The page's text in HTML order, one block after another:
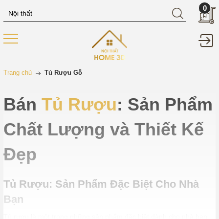
0
Trang chủ Tủ Rượu Gỗ
Bán Tủ Rượu: Sản Phẩm
Chất Lượng và Thiết Kế
Đẹp
Tủ Rượu: Sản Phẩm Đặc Biệt Cho Nhà
Bạn